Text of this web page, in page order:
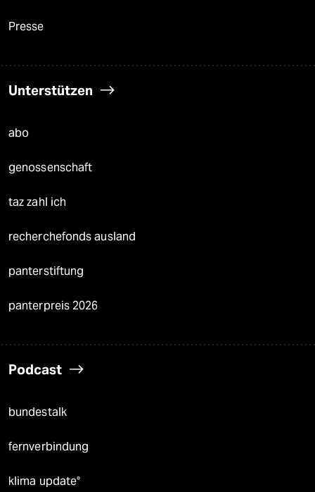
Presse
Unterstützen
abo
genossenschaft
taz zahl ich
recherchefonds ausland
panterstiftung
panterpreis 2026
Podcast
bundestalk
fernverbindung
klima update°